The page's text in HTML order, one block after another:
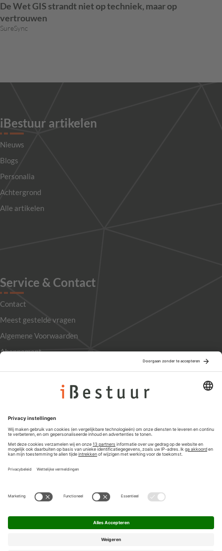
De Wet GIS strandt niet op techniek, maar op
vertrouwen
SureSync
iBestuur artikelen
Nieuws
Blogs
Personalia
Achtergrond
Alle artikelen
Service & Contact
Contact
Meest gestelde vragen
Algemene Voorwaarden
Abonnement
Privacyinstellingen